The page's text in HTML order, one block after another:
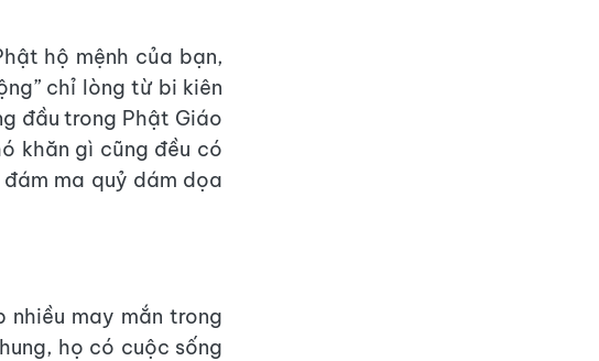
hộ mệnh của bạn,
chỉ lòng từ bi kiên
đầu trong Phật Giáo
khăn gì cũng đều có
ma quỷ dám dọa
may mắn trong
họ có cuộc sống